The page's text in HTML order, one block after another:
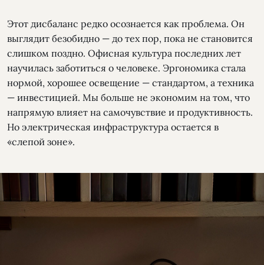
Этот дисбаланс редко осознается как проблема. Он
выглядит безобидно — до тех пор, пока не становится
слишком поздно. Офисная культура последних лет
научилась заботиться о человеке. Эргономика стала
нормой, хорошее освещение — стандартом, а техника
— инвестицией. Мы больше не экономим на том, что
напрямую влияет на самочувствие и продуктивность.
Но электрическая инфраструктура остается в
«слепой зоне».